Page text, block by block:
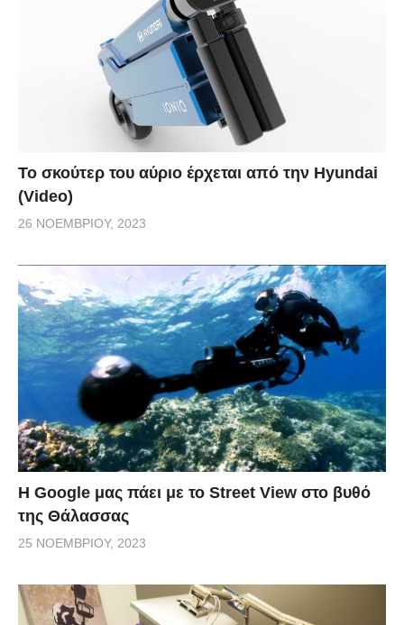
Το σκούτερ του αύριο έρχεται από την Hyundai
(Video)
26 ΝΟΕΜΒΡΊΟΥ, 2023
H Google μας πάει με το Street View στο βυθό
της Θάλασσας
25 ΝΟΕΜΒΡΊΟΥ, 2023